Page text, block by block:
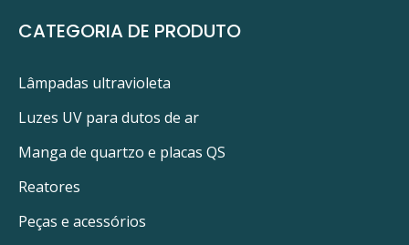
CATEGORIA DE PRODUTO
Lâmpadas ultravioleta
Luzes UV para dutos de ar
Manga de quartzo e placas QS
Reatores
Peças e acessórios